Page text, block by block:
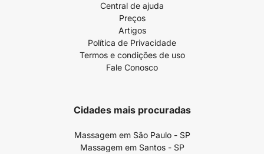
Central de ajuda
Preços
Artigos
Política de Privacidade
Termos e condições de uso
Fale Conosco
Cidades mais procuradas
Massagem em São Paulo - SP
Massagem em Santos - SP